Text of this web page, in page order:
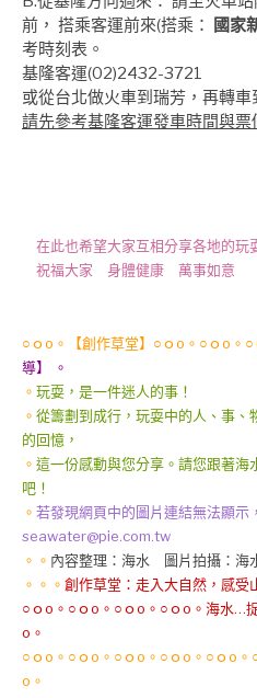
前， 搭乘客運前來(搭乘：
國家
考時刻表。
基隆客運(02)2432-3721
或從台北做火車到瑞芳，再轉車
請先參考基隆客運發車時間與票
在此也希望大家互相分享各地的玩
祝福大家 身體健康 萬事如意
○ｏo。【創作草堂】○ｏo。○ｏo。
導】 。
。 玩耍，是一件迷人的事！
。 從籌劃到成行，玩耍中的人、事、
的回憶，
。 這一份感動與您分享。請您跟著海
吧！
。 若發現網頁中的圖片連結無法顯示
seawater@pie.com.tw
。。 內容整理：海水 圖片拍攝：海
。。。 創作草堂：走入大自然，感受
○ｏo。○ｏo。○ｏo。○ｏo。海水…
o。
○ｏo。○ｏo。○ｏo。○ｏo。○ｏo
o。